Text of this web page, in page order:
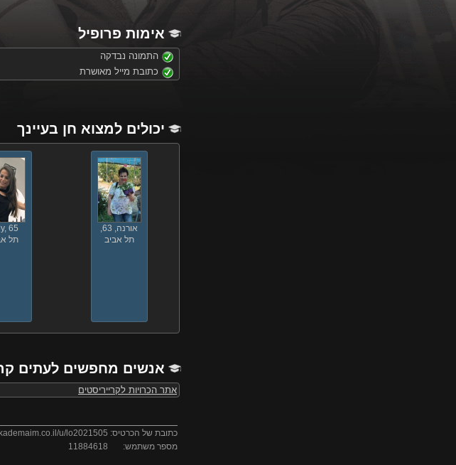
אימות פרופיל
התמונה נבדקה
כתובת מייל מאושרת
יכולים למצוא חן בעיינך
אורנה, 63,
תל אביב
65,
תל
אנשים מחפשים לעתים
אתר הכרויות לקרייריסטים
כתובת של הכרטיס: u/lo2021505
מספר משתמש:
11884618